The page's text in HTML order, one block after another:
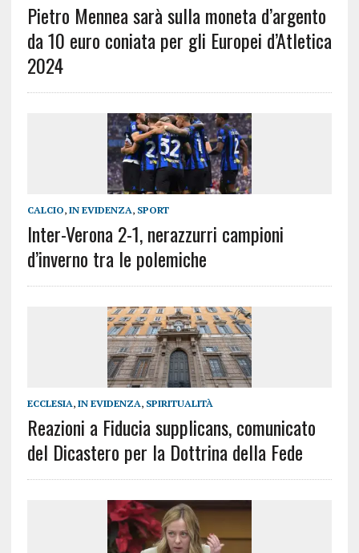
Pietro Mennea sarà sulla moneta d’argento
da 10 euro coniata per gli Europei d’Atletica
2024
CALCIO, IN EVIDENZA, SPORT
Inter-Verona 2-1, nerazzurri campioni
d’inverno tra le polemiche
ECCLESIA, IN EVIDENZA, SPIRITUALITÀ
Reazioni a Fiducia supplicans, comunicato
del Dicastero per la Dottrina della Fede